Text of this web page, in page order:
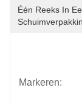
Één Reeks In
Markeren: